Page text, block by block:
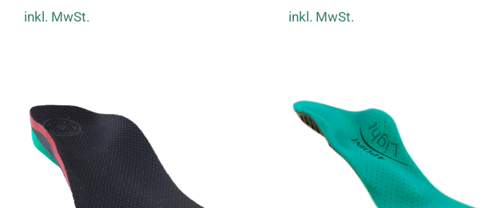
inkl. MwSt.
inkl. MwSt.